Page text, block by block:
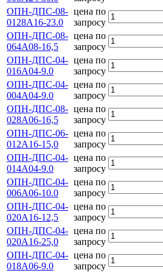
ОПН-ДПС-08-
0128А16-23.0
цена по
запросу
ОПН-ДПС-08-
064А08-16,5
цена по
запросу
ОПН-ДПС-04-
016А04-9.0
цена по
запросу
ОПН-ДПС-04-
004А04-9.0
цена по
запросу
ОПН-ДПС-08-
028А06-16,5
цена по
запросу
ОПН-ДПС-06-
012А16-15,0
цена по
запросу
ОПН-ДПС-04-
014А04-9.0
цена по
запросу
ОПН-ДПС-04-
006А06-10.0
цена по
запросу
ОПН-ДПС-04-
020А16-12,5
цена по
запросу
ОПН-ДПС-04-
020А16-25,0
цена по
запросу
ОПН-ДПС-04-
018А06-9.0
цена по
запросу